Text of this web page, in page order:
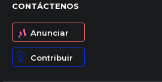
CONTÁCTENOS
Anunciar
Contribuir